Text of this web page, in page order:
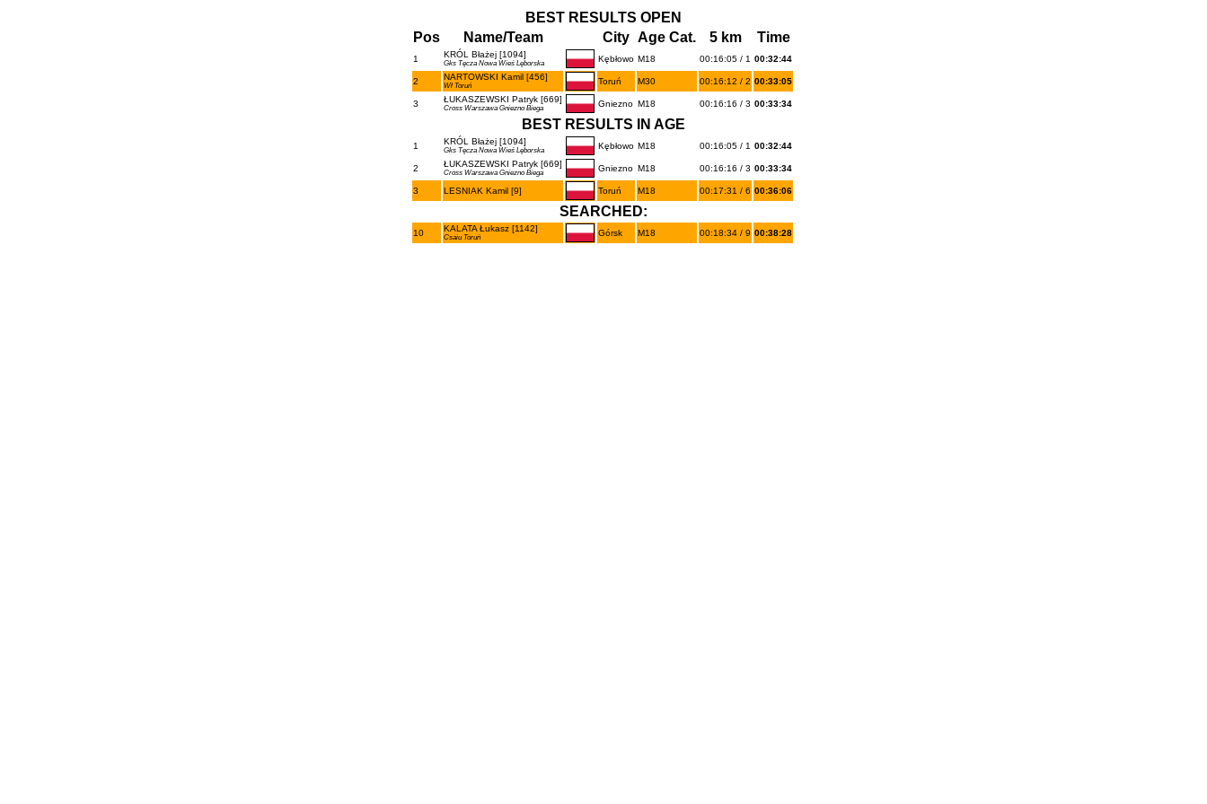
BEST RESULTS OPEN
Pos
Name/Team City Age Cat. 5 km Time
1 KRÓL Błażej [1094]
Gks Tęcza Nowa Wieś Lęborska Kębłowo M18 00:16:05 / 1 00:32:44
2 NARTOWSKI Kamil [456]
Wł Toruń Toruń M30 00:16:12 / 2 00:33:05
3 ŁUKASZEWSKI Patryk [669]
Cross Warszawa Gniezno Biega Gniezno M18 00:16:16 / 3 00:33:34
BEST RESULTS IN AGE
1 KRÓL Błażej [1094]
Gks Tęcza Nowa Wieś Lęborska Kębłowo M18 00:16:05 / 1 00:32:44
2 ŁUKASZEWSKI Patryk [669]
Cross Warszawa Gniezno Biega Gniezno M18 00:16:16 / 3 00:33:34
3 LESNIAK Kamil [9] Toruń M18 00:17:31 / 6 00:36:06
SEARCHED:
10 KALATA Łukasz [1142]
Csaiu Toruń Górsk M18 00:18:34 / 9 00:38:28